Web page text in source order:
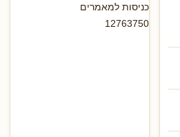
כניסות למאמרים
12763750